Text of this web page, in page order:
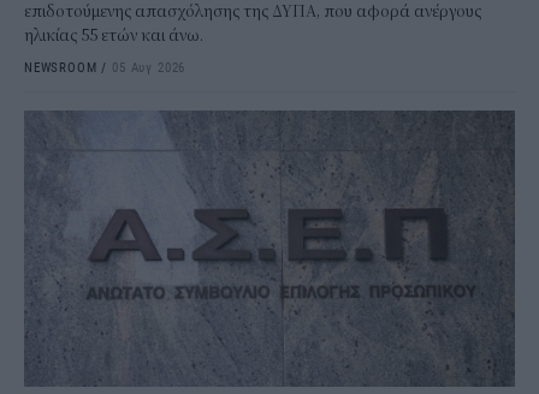
επιδοτούμενης απασχόλησης της ΔΥΠΑ, που αφορά ανέργους
ηλικίας 55 ετών και άνω.
NEWSROOM / 05 Αυγ 2026